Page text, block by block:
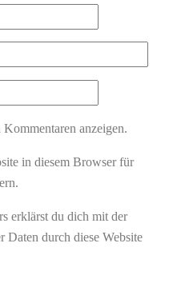
anzeigen.
in diesem Browser für
erklärst du dich mit der
Daten durch diese Website